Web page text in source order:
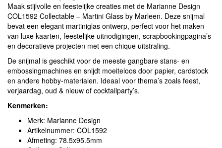
Maak stijlvolle en feestelijke creaties met de Marianne Design
COL1592 Collectable – Martini Glass by Marleen. Deze snijmal
bevat een elegant martiniglas ontwerp, perfect voor het maken
van luxe kaarten, feestelijke uitnodigingen, scrapbookingpagina’s
en decoratieve projecten met een chique uitstraling.
De snijmal is geschikt voor de meeste gangbare stans- en
embossingmachines en snijdt moeiteloos door papier, cardstock
en andere hobby-materialen. Ideaal voor thema’s zoals feest,
verjaardag, oud & nieuw of cocktailparty’s.
Kenmerken:
Merk: Marianne Design
Artikelnummer: COL1592
Afmeting: 78.5x95.5mm